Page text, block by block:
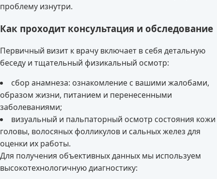
проблему изнутри.
Как проходит консультация и обследование
Первичный визит к врачу включает в себя детальную
беседу и тщательный физикальный осмотр:
сбор анамнеза: ознакомление с вашими жалобами,
образом жизни, питанием и перенесенными
заболеваниями;
визуальный и пальпаторный осмотр состояния кожи
головы, волосяных фолликулов и сальных желез для
оценки их работы.
Для получения объективных данных мы используем
высокотехнологичную диагностику: